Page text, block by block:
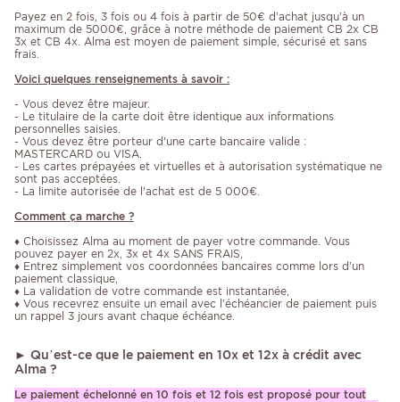
Payez en 2 fois, 3 fois ou 4 fois à partir de 50€ d’achat jusqu’à un
maximum de 5000€, grâce à notre méthode de paiement CB 2x CB
3x et CB 4x. Alma est moyen de paiement simple, sécurisé et sans
frais.
Voici quelques renseignements à savoir :
- Vous devez être majeur.
- Le titulaire de la carte doit être identique aux informations
personnelles saisies.
- Vous devez être porteur d'une carte bancaire valide :
MASTERCARD ou VISA.
- Les cartes prépayées et virtuelles et à autorisation systématique ne
sont pas acceptées.
- La limite autorisée de l'achat est de 5 000€.
Comment ça marche ?
♦ Choisissez Alma au moment de payer votre commande. Vous
pouvez payer en 2x, 3x et 4x SANS FRAIS,
♦ Entrez simplement vos coordonnées bancaires comme lors d’un
paiement classique,
♦ La validation de votre commande est instantanée,
♦ Vous recevrez ensuite un email avec l’échéancier de paiement puis
un rappel 3 jours avant chaque échéance.
► Qu’est-ce que le paiement en 10x et 12x à crédit avec
Alma ?
Le paiement échelonné en 10 fois et 12 fois est proposé pour tout